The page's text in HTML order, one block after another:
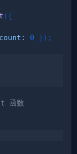
({
count : 0 }) ;
函数